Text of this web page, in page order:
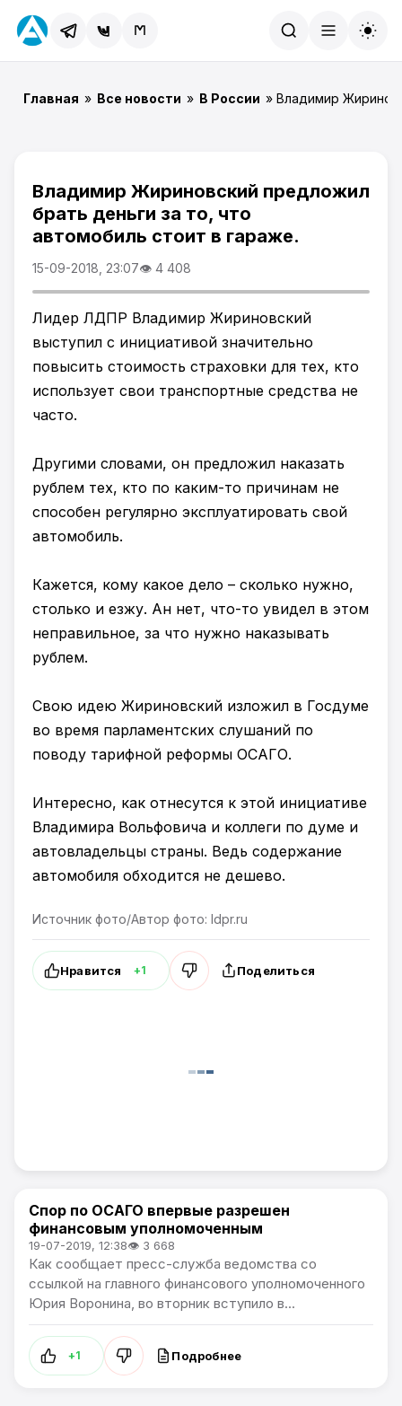
Главная » Все новости » В России » Владимир
Владимир Жириновский предложил
брать деньги за то, что
автомобиль стоит в гараже.
15-09-2018, 23:07👁 4 408
Лидер ЛДПР Владимир Жириновский
выступил с инициативой значительно
повысить стоимость страховки для тех, кто
использует свои транспортные средства не
часто.
Другими словами, он предложил наказать
рублем тех, кто по каким-то причинам не
способен регулярно эксплуатировать свой
автомобиль.
Кажется, кому какое дело – сколько нужно,
столько и езжу. Ан нет, что-то увидел в этом
неправильное, за что нужно наказывать
рублем.
Свою идею Жириновский изложил в Госдуме
во время парламентских слушаний по
поводу тарифной реформы ОСАГО.
Интересно, как отнесутся к этой инициативе
Владимира Вольфовича и коллеги по думе и
автовладельцы страны. Ведь содержание
автомобиля обходится не дешево.
Источник фото/Автор фото: ldpr.ru
Нравится +1 Поделиться
В России
Спор по ОСАГО впервые разрешен
финансовым уполномоченным
19-07-2019, 12:38👁 3 668
Как сообщает пресс-служба ведомства со
ссылкой на главного финансового уполномоченного
Юрия Воронина, во вторник вступило в...
+1 Подробнее